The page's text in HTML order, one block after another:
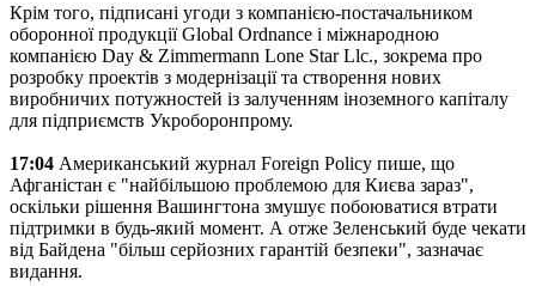
Крім того, підписані угоди з компанією-постачальником
оборонної продукції Global Ordnance і міжнародною
компанією Day & Zimmermann Lone Star Llc., зокрема про
розробку проектів з модернізації та створення нових
виробничих потужностей із залученням іноземного капіталу
для підприємств Укроборонпрому.
17:04 Американський журнал Foreign Policy пише, що
Афганістан є "найбільшою проблемою для Києва зараз",
оскільки рішення Вашингтона змушує побоюватися втрати
підтримки в будь-який момент. А отже Зеленський буде чекати
від Байдена "більш серйозних гарантій безпеки", зазначає
видання.